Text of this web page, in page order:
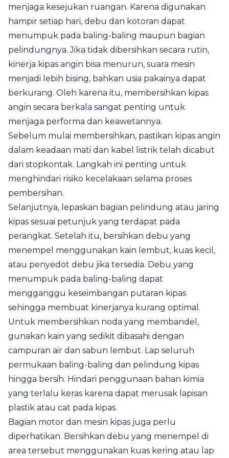
menjaga kesejukan ruangan. Karena digunakan
hampir setiap hari, debu dan kotoran dapat
menumpuk pada baling-baling maupun bagian
pelindungnya. Jika tidak dibersihkan secara rutin,
kinerja kipas angin bisa menurun, suara mesin
menjadi lebih bising, bahkan usia pakainya dapat
berkurang. Oleh karena itu, membersihkan kipas
angin secara berkala sangat penting untuk
menjaga performa dan keawetannya.
Sebelum mulai membersihkan, pastikan kipas angin
dalam keadaan mati dan kabel listrik telah dicabut
dari stopkontak. Langkah ini penting untuk
menghindari risiko kecelakaan selama proses
pembersihan.
Selanjutnya, lepaskan bagian pelindung atau jaring
kipas sesuai petunjuk yang terdapat pada
perangkat. Setelah itu, bersihkan debu yang
menempel menggunakan kain lembut, kuas kecil,
atau penyedot debu jika tersedia. Debu yang
menumpuk pada baling-baling dapat
mengganggu keseimbangan putaran kipas
sehingga membuat kinerjanya kurang optimal.
Untuk membersihkan noda yang membandel,
gunakan kain yang sedikit dibasahi dengan
campuran air dan sabun lembut. Lap seluruh
permukaan baling-baling dan pelindung kipas
hingga bersih. Hindari penggunaan bahan kimia
yang terlalu keras karena dapat merusak lapisan
plastik atau cat pada kipas.
Bagian motor dan mesin kipas juga perlu
diperhatikan. Bersihkan debu yang menempel di
area tersebut menggunakan kuas kering atau lap